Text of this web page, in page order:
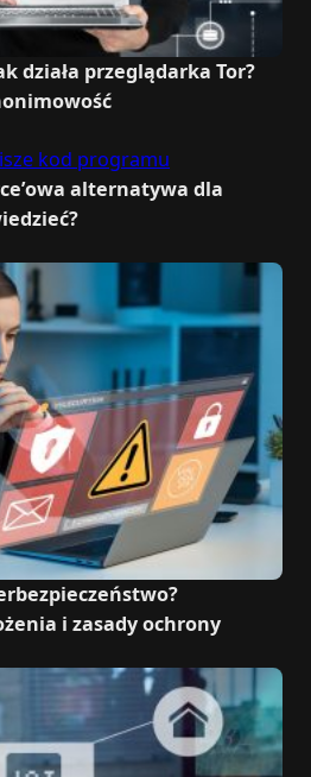
działa przeglądarka Tor?
alternatywa dla
i zasady ochrony